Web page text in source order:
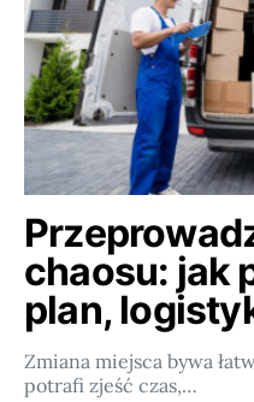
chaosu: jak
plan,
Zmiana miejsca bywa
potrafi zjeść czas,…